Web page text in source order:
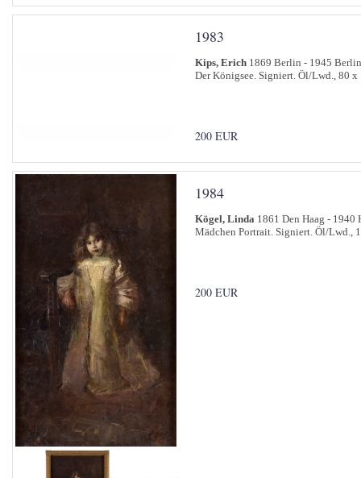
1983
Kips, Erich 1869 Berlin - 1945 Berlin
Der Königsee. Signiert. Öl/Lwd., 80 x
200 EUR
1984
Kögel, Linda 1861 Den Haag - 1940
Mädchen Portrait. Signiert. Öl/Lwd.,
200 EUR